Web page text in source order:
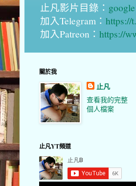
止凡影片目錄：
加入Telegram： https://
加入Patreon： https://
關於我
止凡
查看我的完整
個人檔案
止凡YT頻道